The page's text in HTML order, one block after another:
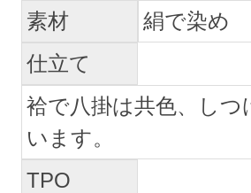
素材
絹で染め
仕立て
袷で八掛は共色、しつ
います。
TPO